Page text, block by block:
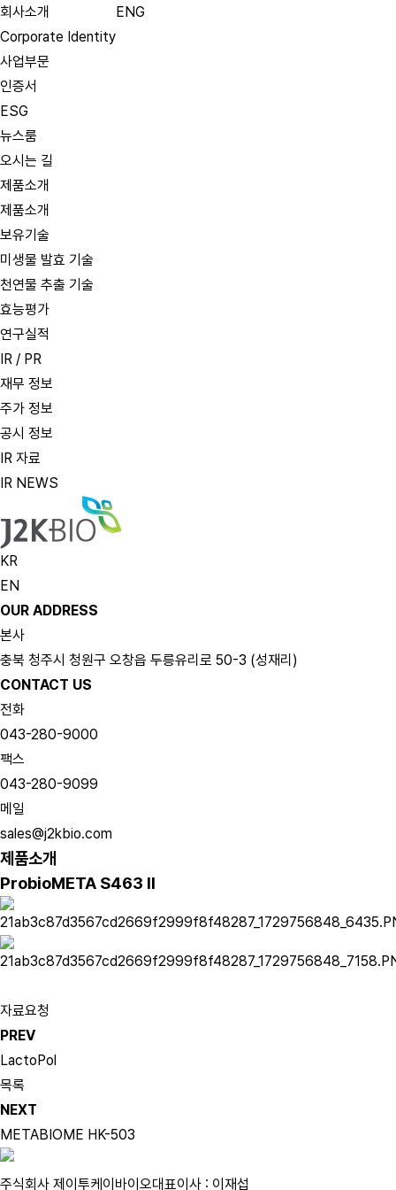
회사소개
Corporate Identity
사업부문
인증서
ESG
뉴스룸
오시는 길
제품소개
제품소개
보유기술
미생물 발효 기술
천연물 추출 기술
효능평가
연구실적
IR / PR
재무 정보
주가 정보
공시 정보
IR 자료
IR NEWS
ENG
KR
EN
OUR ADDRESS
본사
충북 청주시 청원구 오창읍 두릉유리로 50-3 (성재리)
CONTACT US
전화
043-280-9000
팩스
043-280-9099
메일
sales@j2kbio.com
제품소개
ProbioMETA S463 Ⅱ
자료요청
PREV
LactoPol
목록
NEXT
METABIOME HK-503
주식회사 제이투케이바이오대표이사 : 이재섭